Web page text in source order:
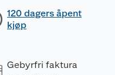
120 dagers åpent
kjøp
Gebyrfri faktura